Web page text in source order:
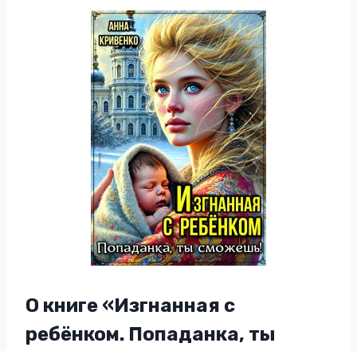
О книге «Изгнанная с
ребёнком. Попаданка, ты